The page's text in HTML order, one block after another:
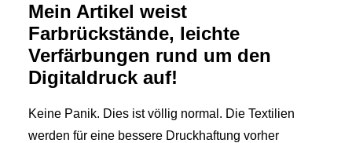
Mein Artikel weist
Farbrückstände, leichte
Verfärbungen rund um den
Digitaldruck auf!
Keine Panik. Dies ist völlig normal. Die Textilien
werden für eine bessere Druckhaftung vorher